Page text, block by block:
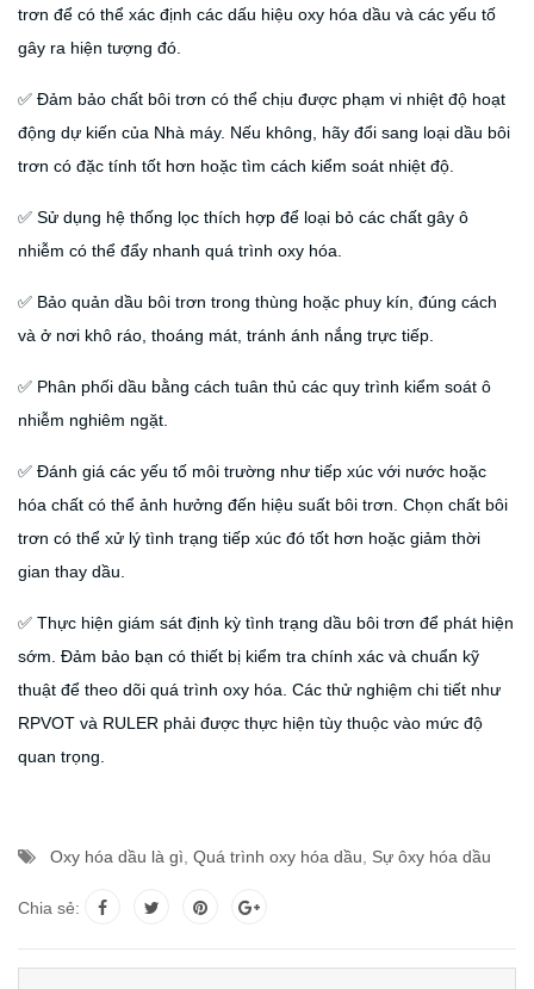
trơn để có thể xác định các dấu hiệu oxy hóa dầu và các yếu tố
gây ra hiện tượng đó.
✅ Đảm bảo chất bôi trơn có thể chịu được phạm vi nhiệt độ hoạt
động dự kiến của Nhà máy. Nếu không, hãy đổi sang loại dầu bôi
trơn có đặc tính tốt hơn hoặc tìm cách kiểm soát nhiệt độ.
✅ Sử dụng hệ thống lọc thích hợp để loại bỏ các chất gây ô
nhiễm có thể đẩy nhanh quá trình oxy hóa.
✅ Bảo quản dầu bôi trơn trong thùng hoặc phuy kín, đúng cách
và ở nơi khô ráo, thoáng mát, tránh ánh nắng trực tiếp.
✅ Phân phối dầu bằng cách tuân thủ các quy trình kiểm soát ô
nhiễm nghiêm ngặt.
✅ Đánh giá các yếu tố môi trường như tiếp xúc với nước hoặc
hóa chất có thể ảnh hưởng đến hiệu suất bôi trơn. Chọn chất bôi
trơn có thể xử lý tình trạng tiếp xúc đó tốt hơn hoặc giảm thời
gian thay dầu.
✅ Thực hiện giám sát định kỳ tình trạng dầu bôi trơn để phát hiện
sớm. Đảm bảo bạn có thiết bị kiểm tra chính xác và chuẩn kỹ
thuật để theo dõi quá trình oxy hóa. Các thử nghiệm chi tiết như
RPVOT và RULER phải được thực hiện tùy thuộc vào mức độ
quan trọng.
Oxy hóa dầu là gì Quá trình oxy hóa dầu Sự ôxy hóa dầu
Chia sẻ: